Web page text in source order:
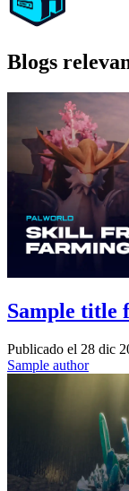
Blogs
Sample title
Publicado el 28 dic
Sample author